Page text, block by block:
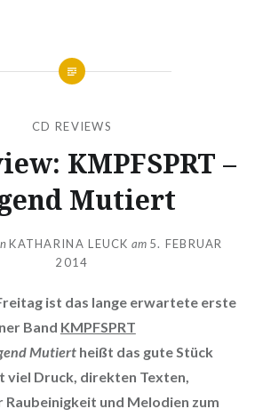
CD REVIEWS
KMPFSPRT –
Mutiert
KATHARINA LEUCK am 5. FEBRUAR
2014
ist das lange erwartete erste
Band KMPFSPRT
Mutiert heißt das gute Stück
viel Druck, direkten Texten,
und Melodien zum